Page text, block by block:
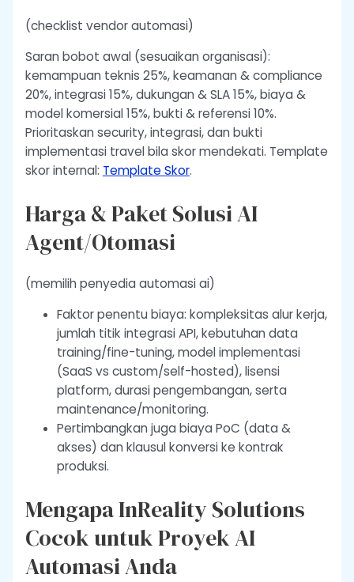
(checklist vendor automasi)
Saran bobot awal (sesuaikan organisasi):
kemampuan teknis 25%, keamanan & compliance
20%, integrasi 15%, dukungan & SLA 15%, biaya &
model komersial 15%, bukti & referensi 10%.
Prioritaskan security, integrasi, dan bukti
implementasi travel bila skor mendekati. Template
skor internal: Template Skor.
Harga & Paket Solusi AI
Agent/Otomasi
(memilih penyedia automasi ai)
Faktor penentu biaya: kompleksitas alur kerja,
jumlah titik integrasi API, kebutuhan data
training/fine-tuning, model implementasi
(SaaS vs custom/self-hosted), lisensi
platform, durasi pengembangan, serta
maintenance/monitoring.
Pertimbangkan juga biaya PoC (data &
akses) dan klausul konversi ke kontrak
produksi.
Mengapa InReality Solutions
Cocok untuk Proyek AI
Automasi Anda